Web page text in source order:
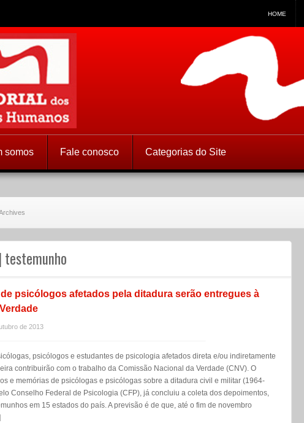
HOME
dos Direitos Humanos
somos Fale conosco Categorias do Site
testemunho
psicólogos afetados pela ditadura serão entregues à
de 2013
psicólogos e estudantes de psicologia afetados direta e/ou indiretamente
contribuirão com o trabalho da Comissão Nacional da Verdade (CNV). O
e memórias de psicólogas e psicólogas sobre a ditadura civil e militar (1964-
Conselho Federal de Psicologia (CFP), já concluiu a coleta dos depoimentos,
em 15 estados do país. A previsão é de que, até o fim de novembro